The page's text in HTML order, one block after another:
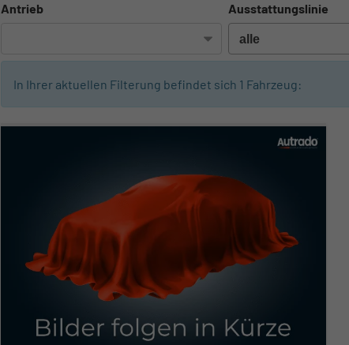
Antrieb Ausstattungslinie
In Ihrer aktuellen Filterung befindet sich 1 Fahrzeug: